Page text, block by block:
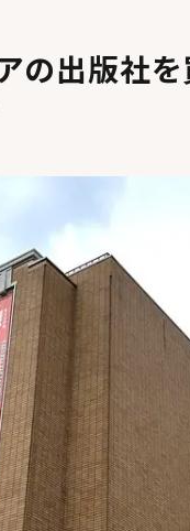
アの出版社